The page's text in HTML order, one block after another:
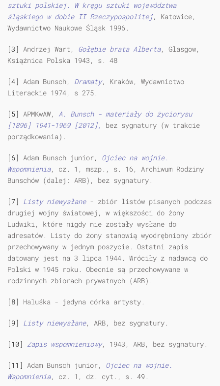
sztuki polskiej. W kręgu sztuki województwa
śląskiego w dobie II Rzeczypospolitej, Katowice,
Wydawnictwo Naukowe Śląsk 1996.
[3] Andrzej Wart, Gołębie brata Alberta, Glasgow,
Książnica Polska 1943, s. 48
[4] Adam Bunsch, Dramaty, Kraków, Wydawnictwo
Literackie 1974, s 275.
[5] APMKwAW, A. Bunsch - materiały do życiorysu
[1896] 1941-1969 [2012],
bez sygnatury (w trakcie
porządkowania).
[6] Adam Bunsch junior, Ojciec na wojnie.
Wspomnienia, cz. 1, mszp., s. 16, Archiwum Rodziny
Bunschów (dalej: ARB), bez sygnatury.
[7] Listy niewysłane- zbiór listów pisanych podczas
drugiej wojny światowej, w większości do żony
Ludwiki, które nigdy nie zostały wysłane do
adresatów. Listy do żony stanowią wyodrębniony zbiór
przechowywany w jednym poszycie. Ostatni zapis
datowany jest na 3 lipca 1944. Wróciły z nadawcą do
Polski w 1945 roku. Obecnie są przechowywane w
rodzinnych zbiorach prywatnych (ARB).
[8] Haluśka - jedyna córka artysty.
[9] Listy niewysłane, ARB, bez sygnatury.
[10] Zapis wspomnieniowy, 1943, ARB, bez sygnatury.
[11] Adam Bunsch junior, Ojciec na wojnie.
Wspomnienia, cz. 1, dz. cyt., s. 49.